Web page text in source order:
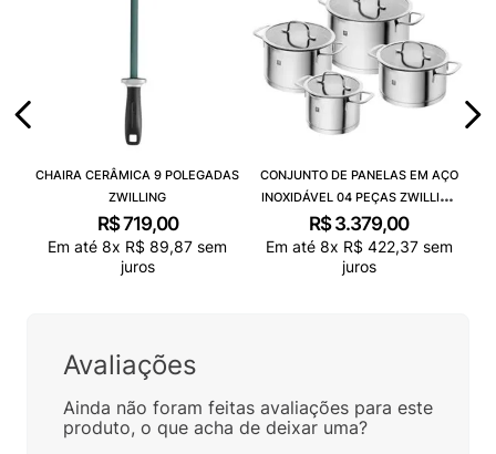
CHAIRA CERÂMICA 9 POLEGADAS
ZWILLING
R$719,00
Em até 8x R$ 89,87 sem
juros
CONJUNTO DE PANELAS EM AÇO
INOXIDÁVEL 04 PEÇAS ZWILLING
TRUEFLOW
R$ 3.379,00
Em até 8x R$ 422,37sem
juros
Avaliações
Ainda não foram feitas avaliações para este
produto, o que acha de deixar uma?